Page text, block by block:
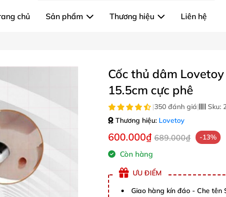
chủ Sản phẩm Thương hiệu Liên hệ
Cốc thủ dâm
15.5cm cực phê
|350 đánh giá| Sku:
Thương hiệu: Lovetoy
600.000₫ 689.000₫ -13%
Còn hàng
ƯU ĐIỂM
Giao hàng kín đáo - Che tên